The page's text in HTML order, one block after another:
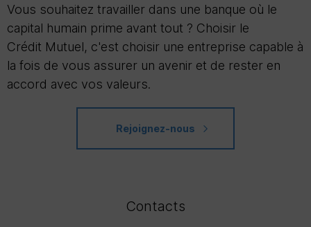
Vous souhaitez travailler dans une banque où le
capital humain prime avant tout ? Choisir le
Crédit Mutuel, c'est choisir une entreprise capable à
la fois de vous assurer un avenir et de rester en
accord avec vos valeurs.
Rejoignez-nous
Contacts